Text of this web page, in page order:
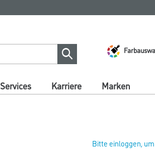
Services Karriere Marken
Bitte einloggen,